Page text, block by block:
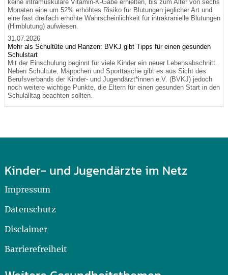
keine intramuskuläre Vitamin-K-Gabe erhielten, bis zum Alter von sechs
Monaten eine um 52% erhöhtes Risiko für Blutungen jeglicher Art und
eine fast dreifach erhöhte Wahrscheinlichkeit für intrakranielle Blutungen
(Hirnblutung) aufwiesen.
31.07.2026
Mehr als Schultüte und Ranzen: BVKJ gibt Tipps für einen gesunden
Schulstart
Mit der Einschulung beginnt für viele Kinder ein neuer Lebensabschnitt.
Neben Schultüte, Mäppchen und Sporttasche gibt es aus Sicht des
Berufsverbands der Kinder- und Jugendärzt*innen e.V. (BVKJ) jedoch
noch weitere wichtige Punkte, die Eltern für einen gesunden Start in den
Schulalltag beachten sollten.
Kinder- und Jugendärzte im Netz
Impressum
Datenschutz
Disclaimer
Barrierefreiheit